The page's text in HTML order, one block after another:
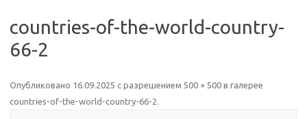
countries-of-the-world-country-
66-2
Опубликовано 16.09.2025 с разрешением 500 × 500 в галерее
countries-of-the-world-country-66-2.